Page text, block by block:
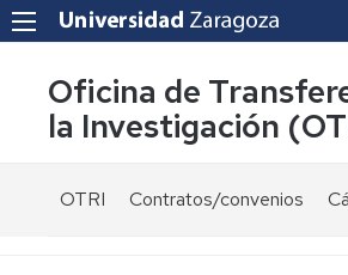
Oficina de
la Investigación
OTRI Contratos/convenios